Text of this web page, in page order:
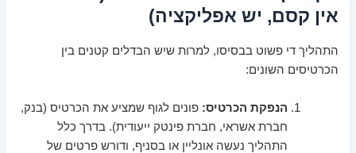
אין קסם, יש אפליקציה)
התהליך די פשוט בבסיסו, למרות שיש הבדלים קטנים בין
הכרטיסים השונים:
הנפקת הכרטיס: פונים לגוף שמציע את הכרטיס (בנק,
חברת אשראי, חברת פינטק ייעודית). בדרך כלל
התהליך נעשה אונליין או בסניף, ודורש פרטים של